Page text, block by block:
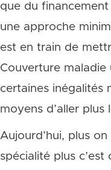
que du
une approche
est en train de
Couverture maladie
certaines inégalités
moyens d’aller plus
Aujourd’hui, plus
spécialité plus